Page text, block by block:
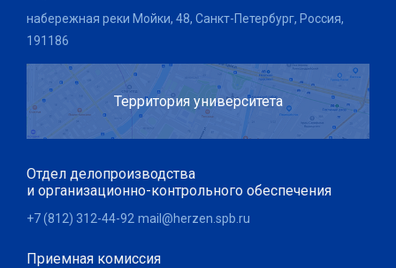
набережная реки Мойки, 48, Санкт-Петербург, Россия,
191186
Территория университета
Отдел делопроизводства
и организационно-контрольного обеспечения
+7 (812) 312-44-92 mail@herzen.spb.ru
Приемная комиссия